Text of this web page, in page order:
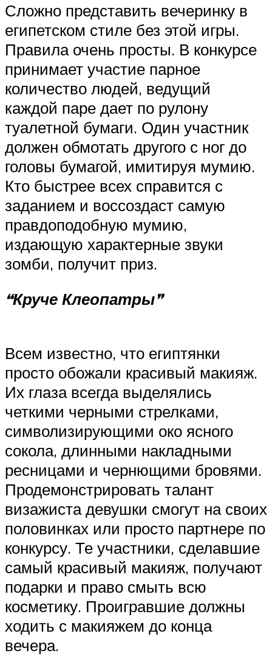
Сложно представить вечеринку в
египетском стиле без этой игры.
Правила очень просты. В конкурсе
принимает участие парное
количество людей, ведущий
каждой паре дает по рулону
туалетной бумаги. Один участник
должен обмотать другого с ног до
головы бумагой, имитируя мумию.
Кто быстрее всех справится с
заданием и воссоздаст самую
правдоподобную мумию,
издающую характерные звуки
зомби, получит приз.
“Круче Клеопатры”
Всем известно, что египтянки
просто обожали красивый макияж.
Их глаза всегда выделялись
четкими черными стрелками,
символизирующими око ясного
сокола, длинными накладными
ресницами и чернющими бровями.
Продемонстрировать талант
визажиста девушки смогут на своих
половинках или просто партнере по
конкурсу. Те участники, сделавшие
самый красивый макияж, получают
подарки и право смыть всю
косметику. Проигравшие должны
ходить с макияжем до конца
вечера.